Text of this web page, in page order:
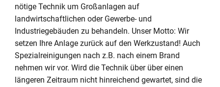
nötige Technik um Großanlagen auf
landwirtschaftlichen oder Gewerbe- und
Industriegebäuden zu behandeln. Unser Motto: Wir
setzen Ihre Anlage zurück auf den Werkzustand! Auch
Spezialreinigungen nach z.B. nach einem Brand
nehmen wir vor. Wird die Technik über über einen
längeren Zeitraum nicht hinreichend gewartet, sind die